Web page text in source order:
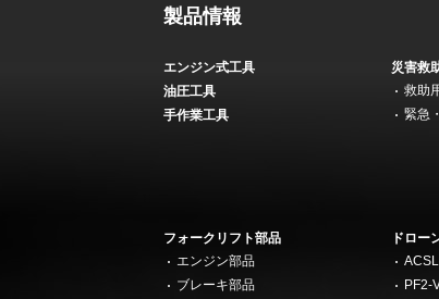
製品情報
エンジン式工具
油圧工具
手作業工具
災害救
救助
緊急
フォークリフト部品
エンジン部品
ブレーキ部品
ドロー
PF2-